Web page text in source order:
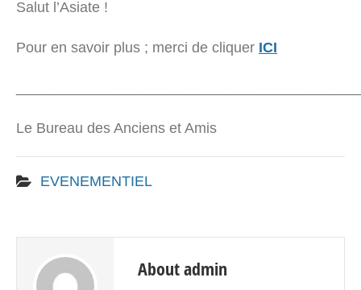
Salut l’Asiate !
Pour en savoir plus ; merci de cliquer ICI
Le Bureau des Anciens et Amis
EVENEMENTIEL
About admin